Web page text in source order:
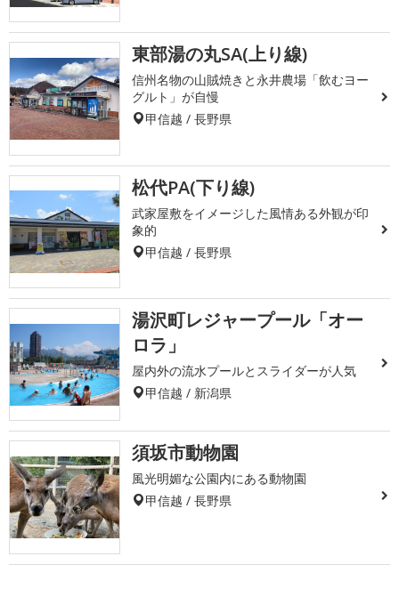
東部湯の丸SA(上り線)
信州名物の山賊焼きと永井農場「飲むヨー
グルト」が自慢
甲信越 / 長野県
松代PA(下り線)
武家屋敷をイメージした風情ある外観が印
象的
甲信越 / 長野県
湯沢町レジャープール「オー
ロラ」
屋内外の流水プールとスライダーが人気
甲信越 / 新潟県
須坂市動物園
風光明媚な公園内にある動物園
甲信越 / 長野県